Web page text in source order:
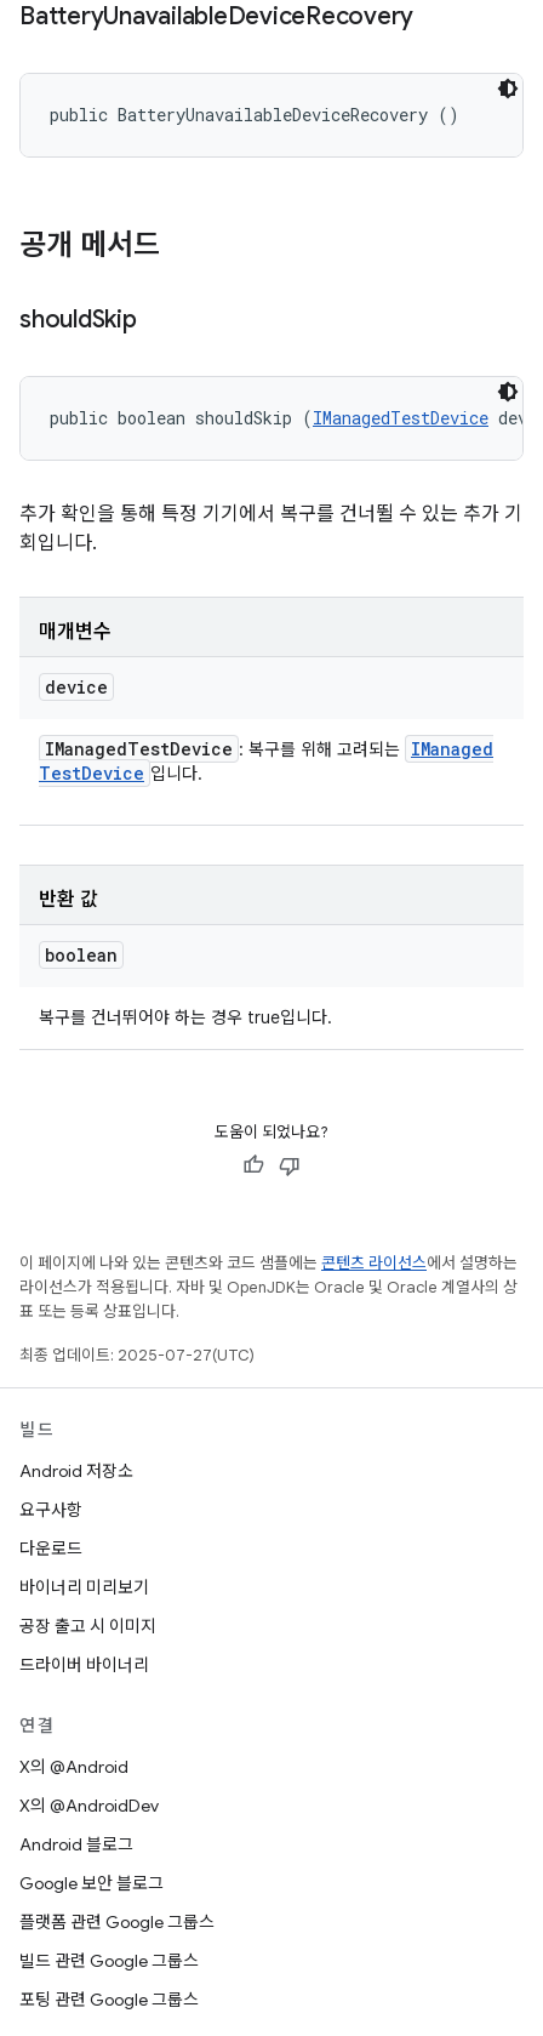
BatteryUnavailableDeviceRecovery
public BatteryUnavailableDeviceRecovery ()
공개 메서드
shouldSkip
public boolean shouldSkip (IManagedTestDevice
추가 확인을 통해 특정 기기에서 복구를 건너뛸 수 있는 추가 기
회입니다.
매개변수
device
IManagedTestDevice : 복구를 위해 고려되는 IManaged
TestDevice 입니다.
반환 값
boolean
복구를 건너뛰어야 하는 경우 true입니다.
도움이 되었나요?
이 페이지에 나와 있는 콘텐츠와 코드 샘플에는 콘텐츠 라이선스에서 설명하는
라이선스가 적용됩니다. 자바 및 OpenJDK는 Oracle 및 Oracle 계열사의 상
표 또는 등록 상표입니다.
최종 업데이트: 2025-07-27(UTC)
빌드
Android 저장소
요구사항
다운로드
바이너리 미리보기
공장 출고 시 이미지
드라이버 바이너리
연결
X의 @Android
X의 @AndroidDev
Android 블로그
Google 보안 블로그
플랫폼 관련 Google 그룹스
빌드 관련 Google 그룹스
포팅 관련 Google 그룹스